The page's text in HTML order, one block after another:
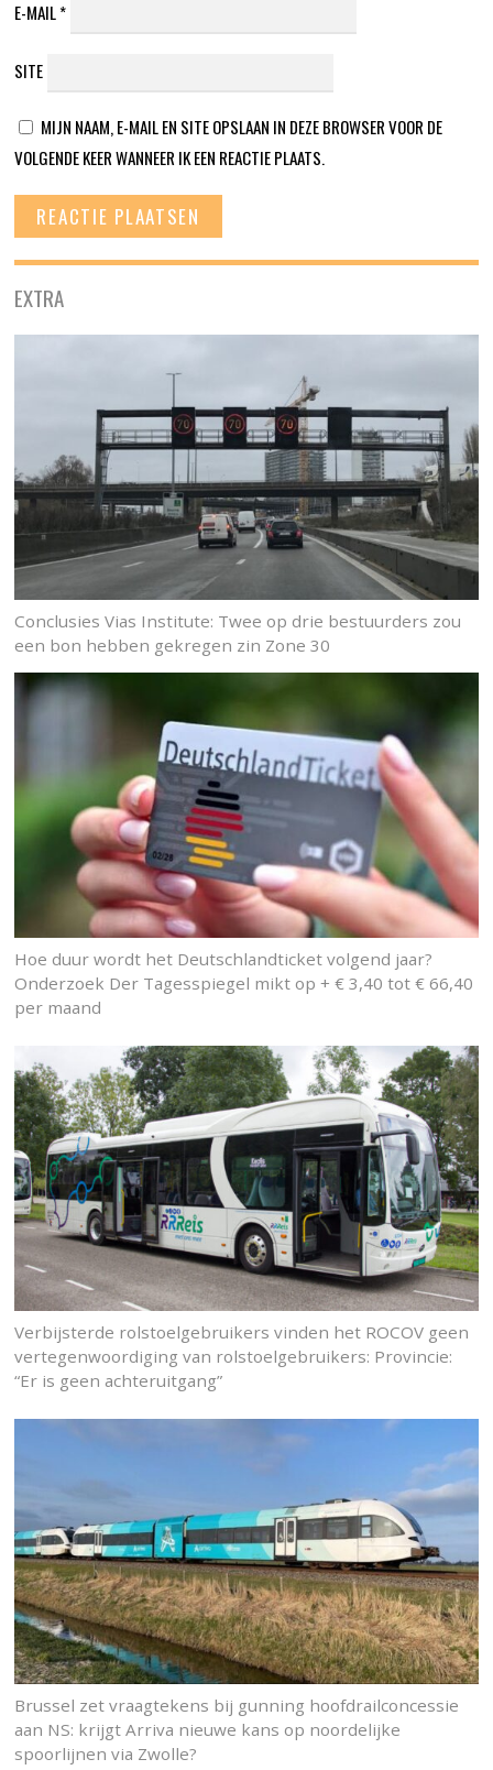
E-MAIL*
SITE
MIJN NAAM, E-MAIL EN SITE OPSLAAN IN DEZE BROWSER VOOR DE
VOLGENDE KEER WANNEER IK EEN REACTIE PLAATS.
EXTRA
Conclusies Vias Institute: Twee op drie bestuurders zou
een bon hebben gekregen zin Zone 30
Hoe duur wordt het Deutschlandticket volgend jaar?
Onderzoek Der Tagesspiegel mikt op + € 3,40 tot € 66,40
per maand
Verbijsterde rolstoelgebruikers vinden het ROCOV geen
vertegenwoordiging van rolstoelgebruikers: Provincie:
“Er is geen achteruitgang”
Brussel zet vraagtekens bij gunning hoofdrailconcessie
aan NS: krijgt Arriva nieuwe kans op noordelijke
spoorlijnen via Zwolle?